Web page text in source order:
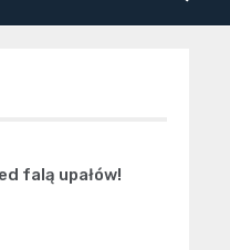
falą upałów!